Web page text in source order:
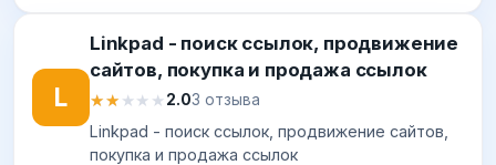
L
Linkpad - поиск ссылок, продвижение
сайтов, покупка и продажа ссылок
★★★★★
★★★★★2.03 отзыва
Linkpad - поиск ссылок, продвижение сайтов,
покупка и продажа ссылок